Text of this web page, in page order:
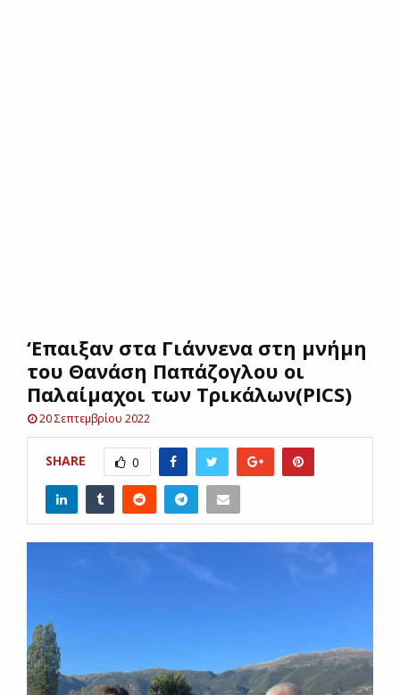
‘Επαιξαν στα Γιάννενα στη μνήμη
του Θανάση Παπάζογλου οι
Παλαίμαχοι των Τρικάλων(PICS)
20 Σεπτεμβρίου 2022
SHARE 0